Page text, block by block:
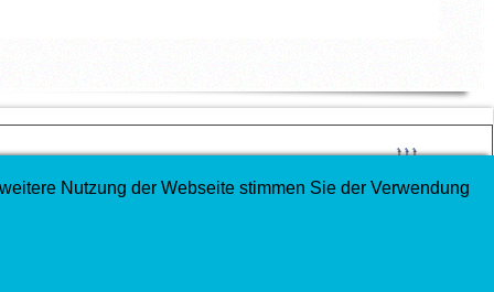
↑↑↑
Nutzung der Webseite stimmen Sie der Verwendung